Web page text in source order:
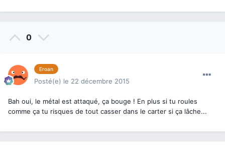
0
Eroan
Posté(e) le 22 décembre 2015
Bah oui, le métal est attaqué, ça bouge ! En plus si tu roules
comme ça tu risques de tout casser dans le carter si ça lâche...